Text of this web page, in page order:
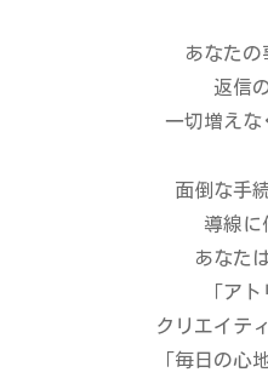
あなたの
返信
一切増えな
面倒な手
導線に
あなた
「ア
クリエイテ
「毎日の心